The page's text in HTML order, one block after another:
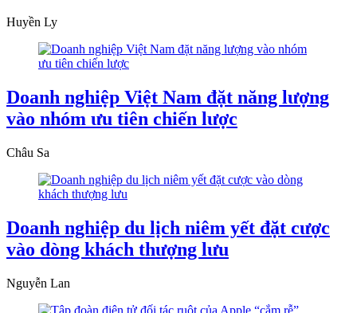
Huyền Ly
Doanh nghiệp Việt Nam đặt năng lượng
vào nhóm ưu tiên chiến lược
Châu Sa
Doanh nghiệp du lịch niêm yết đặt cược
vào dòng khách thượng lưu
Nguyễn Lan